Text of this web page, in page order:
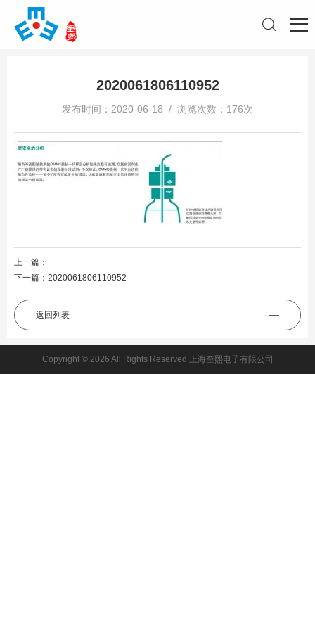
2020061806110952
发布时间：2020-06-18 / 浏览次数：176次
上一篇：
下一篇： 2020061806110952
返回列表
Copyright © 2026 All Rights Reserved 上海奎熙电子有限公司